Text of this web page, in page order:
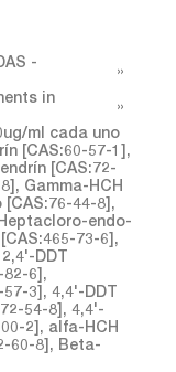
-
in
ml cada uno
[CAS:60-57-1],
[CAS:72-
Gamma-HCH
44-8],
endo-
73-6],
DDT
82-6],
3], 4,4'-DDT
54-8], 4,4'-
2], alfa-HCH
60-8], Beta-